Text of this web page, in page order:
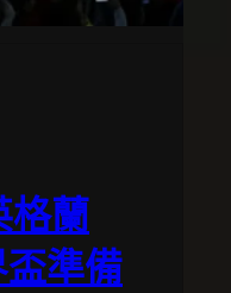
格蘭
準備